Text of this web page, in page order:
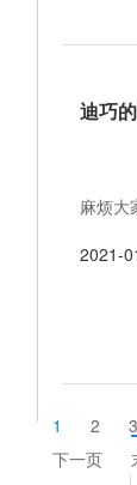
迪巧
麻烦大
2021-
1 2 3
下一页